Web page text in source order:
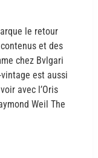
le retour
et des
chez Bvlgari
est aussi
avec l’Oris
Weil The